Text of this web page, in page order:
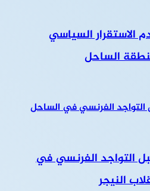
الاستقرار السياسي
الساحل
التواجد الفرنسي في
النيجر